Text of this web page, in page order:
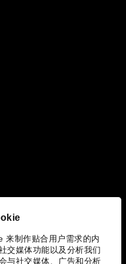
来制作贴合用户需求的内
交媒体功能以及分析我们
与社交媒体、广告和分析